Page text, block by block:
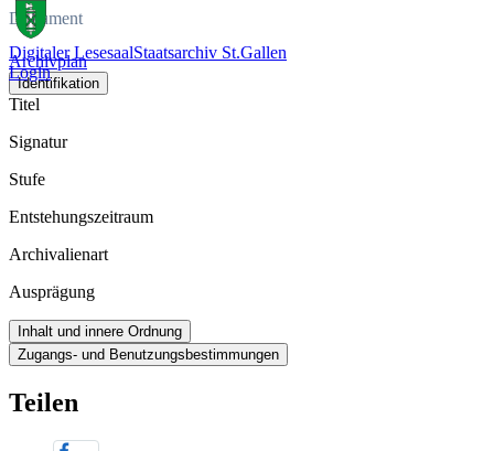
Digitaler LesesaalStaatsarchiv St.Gallen
Login
Dokument
Archivplan
Identifikation
Titel
Signatur
Stufe
Entstehungszeitraum
Archivalienart
Ausprägung
Inhalt und innere Ordnung
Zugangs- und Benutzungsbestimmungen
Teilen